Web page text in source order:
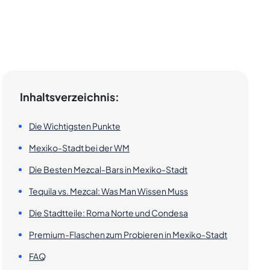
Inhaltsverzeichnis:
Die Wichtigsten Punkte
Mexiko-Stadt bei der WM
Die Besten Mezcal-Bars in Mexiko-Stadt
Tequila vs. Mezcal: Was Man Wissen Muss
Die Stadtteile: Roma Norte und Condesa
Premium-Flaschen zum Probieren in Mexiko-Stadt
FAQ